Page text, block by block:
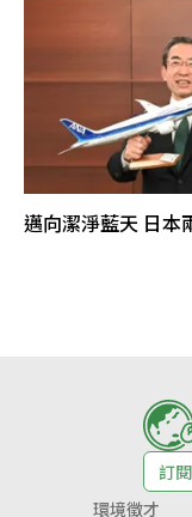
邁向潔淨藍天 日本
訂
環境徵才